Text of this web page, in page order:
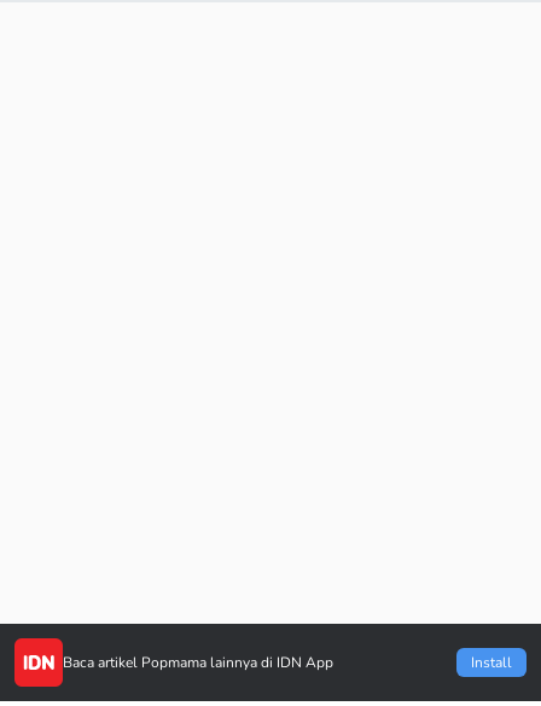
Baca artikel Popmama lainnya di IDN App Install